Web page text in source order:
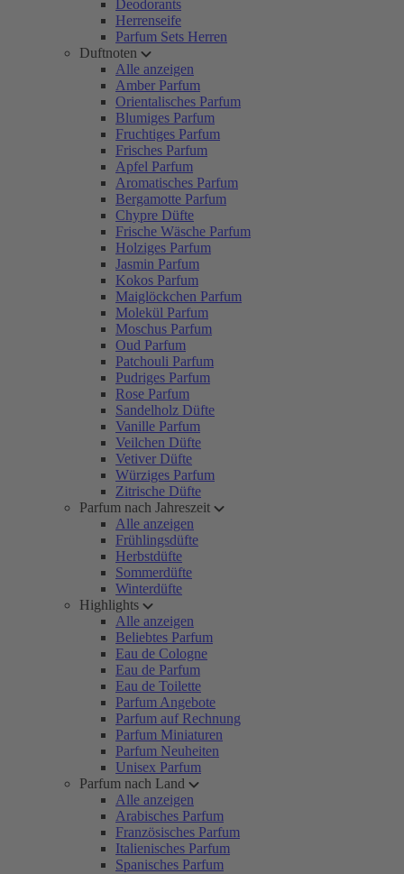
Deodorants
Herrenseife
Parfum Sets Herren
Duftnoten
Alle anzeigen
Amber Parfum
Orientalisches Parfum
Blumiges Parfum
Fruchtiges Parfum
Frisches Parfum
Apfel Parfum
Aromatisches Parfum
Bergamotte Parfum
Chypre Düfte
Frische Wäsche Parfum
Holziges Parfum
Jasmin Parfum
Kokos Parfum
Maiglöckchen Parfum
Molekül Parfum
Moschus Parfum
Oud Parfum
Patchouli Parfum
Pudriges Parfum
Rose Parfum
Sandelholz Düfte
Vanille Parfum
Veilchen Düfte
Vetiver Düfte
Würziges Parfum
Zitrische Düfte
Parfum nach Jahreszeit
Alle anzeigen
Frühlingsdüfte
Herbstdüfte
Sommerdüfte
Winterdüfte
Highlights
Alle anzeigen
Beliebtes Parfum
Eau de Cologne
Eau de Parfum
Eau de Toilette
Parfum Angebote
Parfum auf Rechnung
Parfum Miniaturen
Parfum Neuheiten
Unisex Parfum
Parfum nach Land
Alle anzeigen
Arabisches Parfum
Französisches Parfum
Italienisches Parfum
Spanisches Parfum